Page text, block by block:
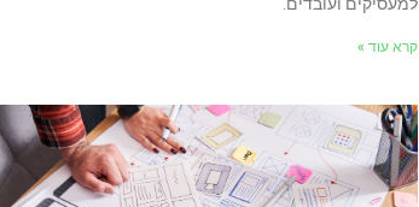
למעסיקים ועובדים.
קרא עוד »